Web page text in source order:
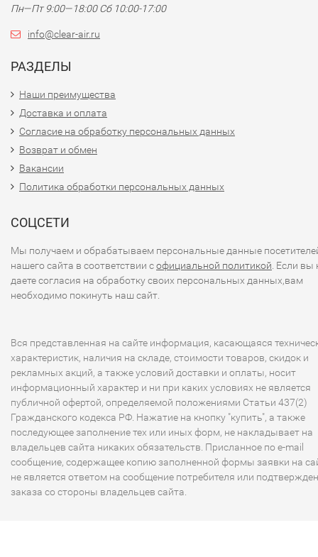
Пн—Пт 9:00—18:00 Сб 10:00-17:00
info@clear-air.ru
РАЗДЕЛЫ
Наши преимущества
Доставка и оплата
Согласие на обработку персональных данных
Возврат и обмен
Вакансии
Политика обработки персональных данных
СОЦСЕТИ
Мы получаем и обрабатываем персональные данные
нашего сайта в соответствии софициальной политикой . Если вы
даете согласия на обработку своих персональных данных,вам
необходимо покинуть наш сайт.
Вся представленная на сайте информация, касающаяся
характеристик, наличия на складе, стоимости товаров, скидок и
рекламных акций, а также условий доставки и оплаты, носит
информационный характер и ни при каких условиях не является
публичной офертой, определяемой положениями Статьи 437(2)
Гражданского кодекса РФ. Нажатие на кнопку "купить", а также
последующее заполнение тех или иных форм, не накладывает на
владельцев сайта никаких обязательств. Присланное по e-mail
сообщение, содержащее копию заполненной формы заявки на
не является ответом на сообщение потребителя или
заказа со стороны владельцев сайта.